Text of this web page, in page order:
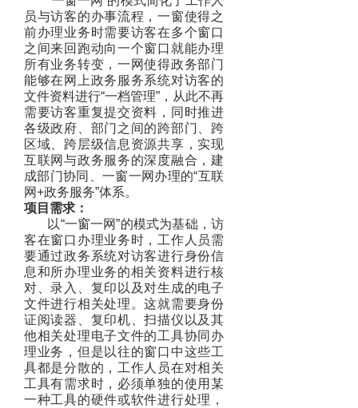
员与访客的办事流程，一窗使得之
前办理业务时需要访客在多个窗口
之间来回跑动向一个窗口就能办理
所有业务转变，一网使得政务部门
能够在网上政务服务系统对访客的
文件资料进行“一档管理”，从此不再
需要访客重复提交资料，同时推进
各级政府、部门之间的跨部门、跨
区域、跨层级信息资源共享，实现
互联网与政务服务的深度融合，建
成部门协同、一窗一网办理的“互联
网+政务服务”体系。
项目需求：
以“一窗一网”的模式为基础，访
客在窗口办理业务时，工作人员需
要通过政务系统对访客进行身份信
息和所办理业务的相关资料进行核
对、录入、复印以及对生成的电子
文件进行相关处理。这就需要身份
证阅读器、复印机、扫描仪以及其
他相关处理电子文件的工具协同办
理业务，但是以往的窗口中这些工
具都是分散的，工作人员在对相关
工具有需求时，必须单独的使用某
一种工具的硬件或软件进行处理，